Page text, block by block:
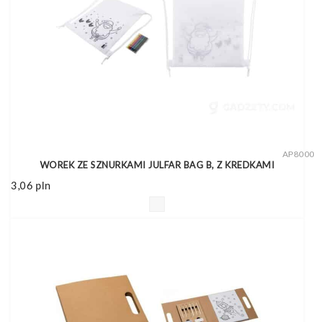
WOREK ZE SZNURKAMI JULFAR BAG B, Z KREDKAMI
3,06 pln